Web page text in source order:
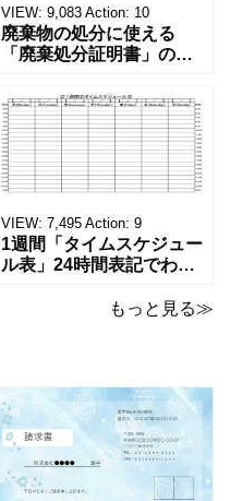
VIEW: 9,083 Action: 10
廃棄物の処分に使える
「廃棄処分証明書」の無
ーカーの代理店、回収業
者へおすすめ！(Excel・
Word・PDF)正しく廃棄
されたことを証明する書
類「廃棄処分証明書」の
テンプレートです。 量販
店や家電メーカーの代理
店、回収
VIEW: 7,495 Action: 9
1週間「タイムスケジュー
ル表」24時間表記でわか
ト！A4横型ExcelやWord
表になります。 A4横型サ
イズの無料テンプレート
で、Excel・Wo
もっと見る≫